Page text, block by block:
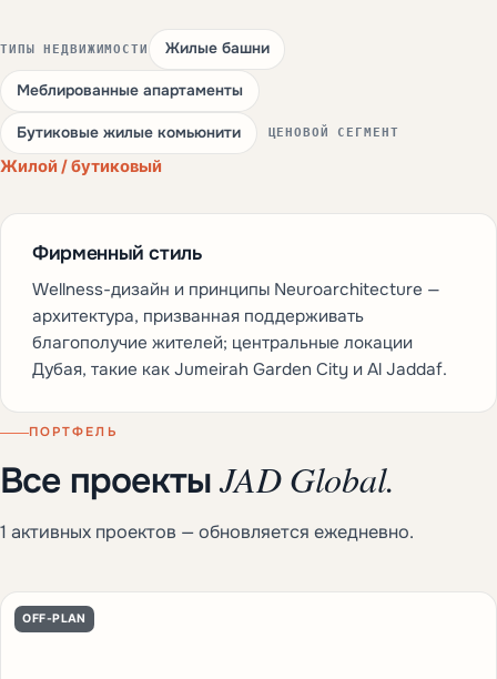
ТИПЫ НЕДВИЖИМОСТИ Жилые башни
Меблированные апартаменты
Бутиковые жилые комьюнити ЦЕНОВОЙ СЕГМЕНТ
Жилой / бутиковый
Фирменный стиль
Wellness-дизайн и принципы Neuroarchitecture —
архитектура, призванная поддерживать
благополучие жителей; центральные локации
Дубая, такие как Jumeirah Garden City и Al Jaddaf.
ПОРТФЕЛЬ
Все проектыJAD Global.
1 активных проектов — обновляется ежедневно.
OFF-PLAN